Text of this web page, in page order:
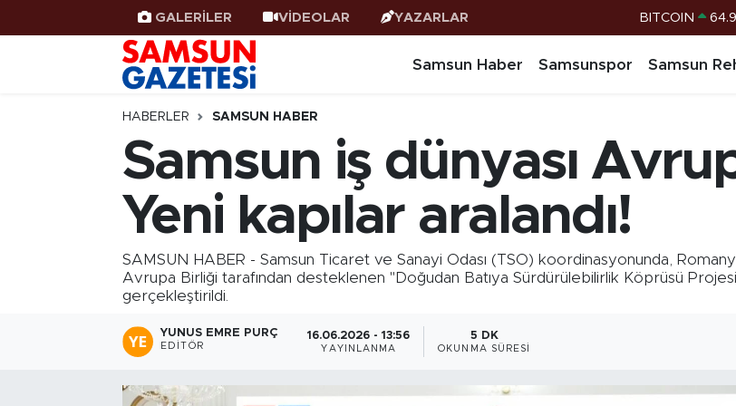
GALERİLER VİDEOLAR YAZARLAR DOLAR
BİST100
BITCOIN
Samsun Haber Samsunspor Samsun
HABERLER SAMSUN HABER
Samsun iş dünyası
Yeni kapılar aralandı!
SAMSUN HABER - Samsun Ticaret ve Sanayi Odası (TSO) koordinasyonunda,
Avrupa Birliği tarafından desteklenen "Doğudan Batıya Sürdürülebilirlik Köprüsü
gerçekleştirildi.
YUNUS EMRE PURÇ
EDITÖR
16.06.2026 - 13:56
YAYINLANMA
5 DK
OKUNMA SÜRESI
Samsun Haber
Samsunspor
Samsun Rehberi
Resmi İlanlar
Samsun Nöbetçi Eczaneler
Samsun Hava Durumu
SAMSUN Namaz Vakitleri
Samsun Trafik Yoğunluk Haritası
Süper Lig Puan Durumu ve Fikstür
Tüm Manşetler
Son Dakika Haberleri
Haber Arşivi